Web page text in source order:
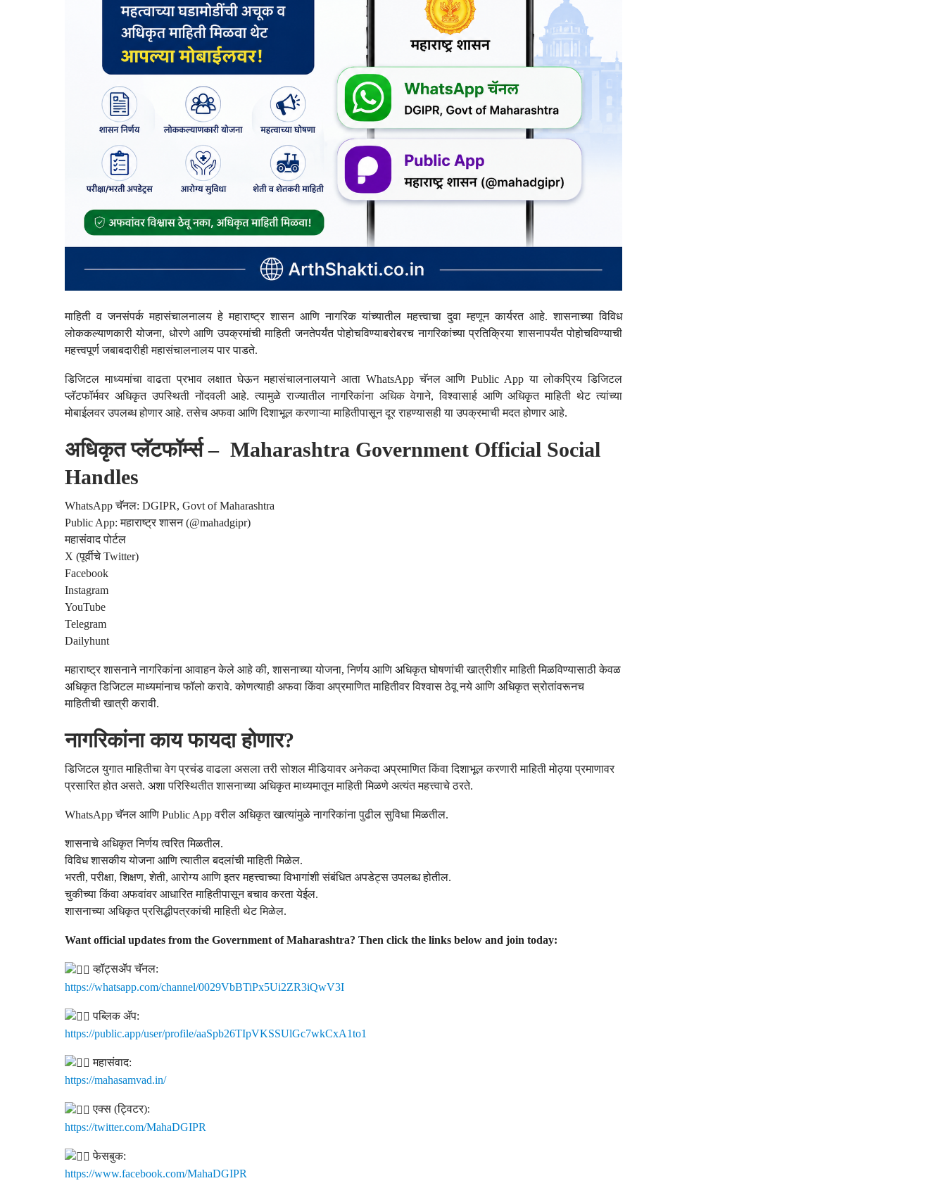
माहिती व जनसंपर्क महासंचालनालय हे महाराष्ट्र शासन आणि नागरिक यांच्यातील महत्त्वाचा दुवा म्हणून कार्यरत आहे. शासनाच्या विविध
लोककल्याणकारी योजना, धोरणे आणि उपक्रमांची माहिती जनतेपर्यंत पोहोचविण्याबरोबरच नागरिकांच्या प्रतिक्रिया शासनापर्यंत पोहोचविण्याची
महत्त्वपूर्ण जबाबदारीही महासंचालनालय पार पाडते.
डिजिटल माध्यमांचा वाढता प्रभाव लक्षात घेऊन महासंचालनालयाने आता WhatsApp चॅनल आणि Public App या लोकप्रिय डिजिटल
प्लॅटफॉर्मवर अधिकृत उपस्थिती नोंदवली आहे. त्यामुळे राज्यातील नागरिकांना अधिक वेगाने, विश्वासार्ह आणि अधिकृत माहिती थेट त्यांच्या
मोबाईलवर उपलब्ध होणार आहे. तसेच अफवा आणि दिशाभूल करणाऱ्या माहितीपासून दूर राहण्यासही या उपक्रमाची मदत होणार आहे.
अधिकृत प्लॅटफॉर्म्स – Maharashtra Government Official Social
Handles
WhatsApp चॅनल: DGIPR, Govt of Maharashtra
Public App: महाराष्ट्र शासन (@mahadgipr)
महासंवाद पोर्टल
X (पूर्वीचे Twitter)
Facebook
Instagram
YouTube
Telegram
Dailyhunt
महाराष्ट्र शासनाने नागरिकांना आवाहन केले आहे की, शासनाच्या योजना, निर्णय आणि अधिकृत घोषणांची खात्रीशीर माहिती मिळविण्यासाठी केवळ
अधिकृत डिजिटल माध्यमांनाच फॉलो करावे. कोणत्याही अफवा किंवा अप्रमाणित माहितीवर विश्वास ठेवू नये आणि अधिकृत स्रोतांवरूनच
माहितीची खात्री करावी.
नागरिकांना काय फायदा होणार?
डिजिटल युगात माहितीचा वेग प्रचंड वाढला असला तरी सोशल मीडियावर अनेकदा अप्रमाणित किंवा दिशाभूल करणारी माहिती मोठ्या प्रमाणावर
प्रसारित होत असते. अशा परिस्थितीत शासनाच्या अधिकृत माध्यमातून माहिती मिळणे अत्यंत महत्त्वाचे ठरते.
WhatsApp चॅनल आणि Public App वरील अधिकृत खात्यांमुळे नागरिकांना पुढील सुविधा मिळतील.
शासनाचे अधिकृत निर्णय त्वरित मिळतील.
विविध शासकीय योजना आणि त्यातील बदलांची माहिती मिळेल.
भरती, परीक्षा, शिक्षण, शेती, आरोग्य आणि इतर महत्त्वाच्या विभागांशी संबंधित अपडेट्स उपलब्ध होतील.
चुकीच्या किंवा अफवांवर आधारित माहितीपासून बचाव करता येईल.
शासनाच्या अधिकृत प्रसिद्धीपत्रकांची माहिती थेट मिळेल.
Want official updates from the Government of Maharashtra? Then click the links below and join today:
व्हॉट्सॲप चॅनल:
https://whatsapp.com/channel/0029VbBTiPx5Ui2ZR3iQwV3I
पब्लिक ॲप:
https://public.app/user/profile/aaSpb26TIpVKSSUlGc7wkCxA1to1
महासंवाद:
https://mahasamvad.in/
एक्स (ट्विटर):
https://twitter.com/MahaDGIPR
फेसबुक:
https://www.facebook.com/MahaDGIPR